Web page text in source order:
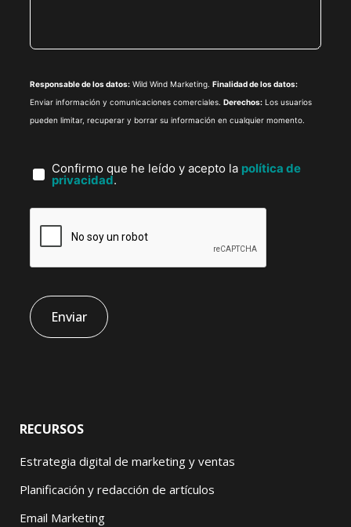
Responsable de los datos: Wild Wind Marketing. Finalidad de los datos:
Enviar información y comunicaciones comerciales. Derechos: Los usuarios
pueden limitar, recuperar y borrar su información en cualquier momento.
Confirmo que he leído y acepto la política de
privacidad.
RECURSOS
Estrategia digital de marketing y ventas
Planificación y redacción de artículos
Email Marketing